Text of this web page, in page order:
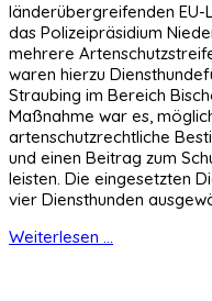
länderübergreifenden EU-
das Polizeipräsidium
mehrere
waren hierzu
Straubing im Bereich
Maßnahme war es,
artenschutzrechtliche
und einen Beitrag zum
leisten. Die eingesetzten
vier Diensthunden
Weiterlesen ...